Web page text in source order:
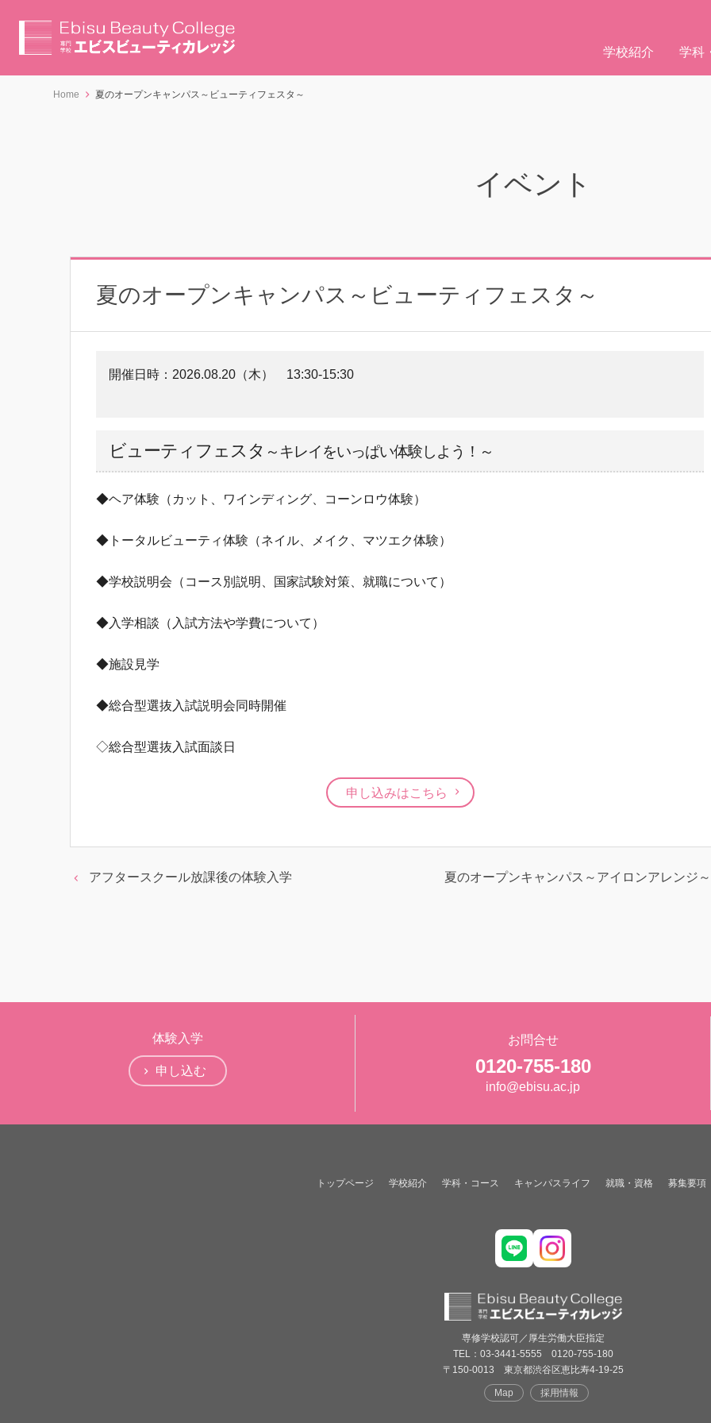
学校紹介 学科
Home 夏のオープンキャンパス～ビューティフェスタ～
イベント
夏のオープンキャンパス～ビューティフェスタ～
開催日時： 2026.08.20（木） 13:30-15:30
ビューティフェスタ ～キレイをいっぱい体験しよう！～
◆ヘア体験（カット、ワインディング、コーンロウ体験）
◆トータルビューティ体験（ネイル、メイク、マツエク体験）
◆学校説明会（コース別説明、国家試験対策、就職について）
◆入学相談（入試方法や学費について）
◆施設見学
◆総合型選抜入試説明会同時開催
◇総合型選抜入試面談日
申し込みはこちら
アフタースクール放課後の体験入学 夏のオープンキャンパス～アイロンアレンジ～
体験入学
申し込む
お問合せ
0120-755-180
info@ebisu.ac.jp
トップページ 学校紹介 学科・コース キャンパスライフ 就職・資格 募集要項
専修学校認可／厚生労働大臣指定
TEL：03-3441-5555 0120-755-180
〒150-0013 東京都渋谷区恵比寿4-19-25
Map 採用情報